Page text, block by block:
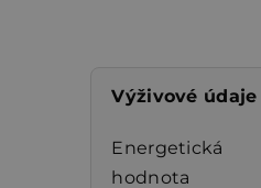
Výživové údaje
Energetická
hodnota